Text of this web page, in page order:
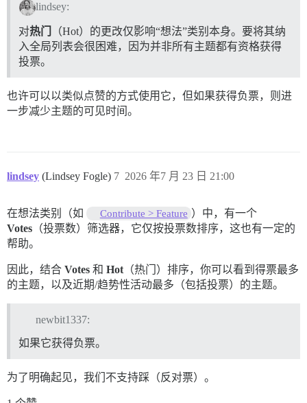
lindsey:
对热门
（Hot）的更改仅影响“想法”类别本身。要将其纳
入全局列表会很困难，因为并非所有主题都有资格获得
投票。
也许可以以类似点赞的方式使用它，但如果获得负票，则进
一步减少主题的可见时间。
lindsey (Lindsey Fogle) 2026 年7 月 23 日 21:00
7
在想法类别（如 Contribute > Feature ）中，有一个
Votes （投票数）筛选器，它仅按投票数排序，这也有一定的
帮助。
因此，结合 Votes 和 Hot （热门）排序，你可以看到得票最多
的主题，以及近期/趋势性活动最多（包括投票）的主题。
newbit1337:
如果它获得负票。
为了明确起见，我们不支持踩（反对票）。